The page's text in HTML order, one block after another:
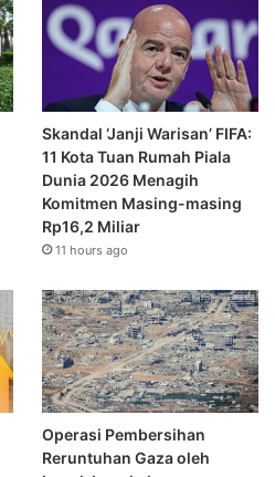
Skandal ‘Janji Warisan’ FIFA:
11 Kota Tuan Rumah Piala
Dunia 2026 Menagih
Komitmen Masing-masing
Rp16,2 Miliar
11 hours ago
Operasi Pembersihan
Reruntuhan Gaza oleh